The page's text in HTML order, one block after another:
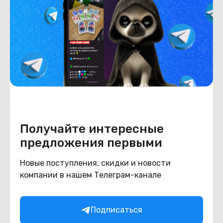
Получайте интересные
предложения первыми
Новые поступления, скидки и новости
компании в нашем Телеграм-канале
Подписаться
(новый. запечатан.) Xiaomi 17T
12GB/512GB международная версия
(голубой)
В наличии
Новый В рассрочку
1 750 BYN 2100